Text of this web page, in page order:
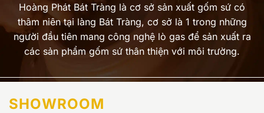
Hoàng Phát Bát Tràng là cơ sở sản xuất gốm sứ có
thâm niên tại làng Bát Tràng, cơ sở là 1 trong những
người đầu tiên mang công nghệ lò gas để sản xuất ra
các sản phẩm gốm sứ thân thiện với môi trường.
SHOWROOM